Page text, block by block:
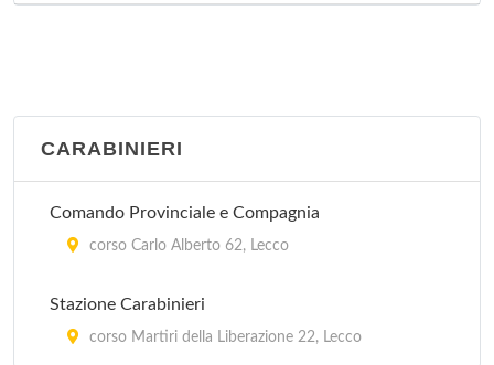
CARABINIERI
Comando Provinciale e Compagnia
corso Carlo Alberto 62, Lecco
Stazione Carabinieri
corso Martiri della Liberazione 22, Lecco